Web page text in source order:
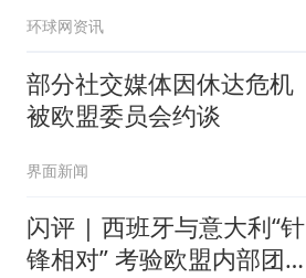
环球网资讯
部分社交媒体因休达危机
被欧盟委员会约谈
界面新闻
闪评 | 西班牙与意大利“针
锋相对” 考验欧盟内部团